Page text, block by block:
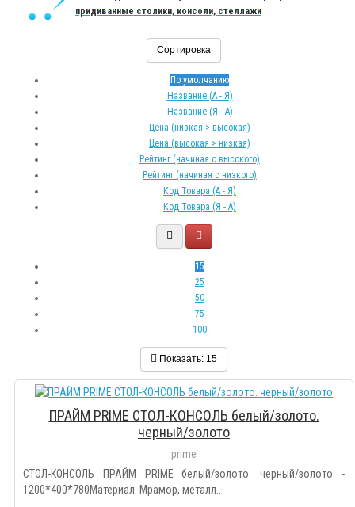
придиванные столики, консоли, стеллажи
Сортировка
По умолчанию
Название (А - Я)
Название (Я - А)
Цена (низкая > высокая)
Цена (высокая > низкая)
Рейтинг (начиная с высокого)
Рейтинг (начиная с низкого)
Код Товара (А - Я)
Код Товара (Я - А)
15
25
50
75
100
Показать: 15
ПРАЙМ PRIME СТОЛ-КОНСОЛЬ белый/золото.
черный/золото
prime
СТОЛ-КОНСОЛЬ ПРАЙМ PRIME белый/золото. черный/золото -
1200*400*780Материал: Мрамор, металл..